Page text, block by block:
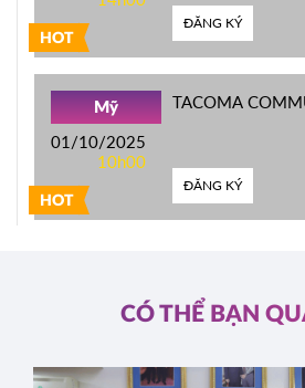
HOT
ĐĂNG KÝ
HOT
Mỹ
01/10/2025
10h00
TACOMA
ĐĂNG KÝ
CÓ THỂ BẠN